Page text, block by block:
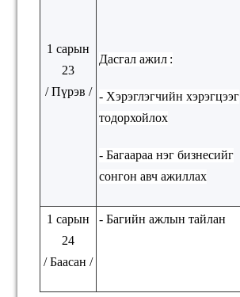
1 сарын
23
/Пүрэв /
Дасгал ажил :
- Хэрэглэгчийн хэрэгцээг
тодорхойлох
- Багаараа нэг бизнесийг
сонгон авч ажиллах
1 сарын
24
/Баасан /
- Багийн ажлын тайлан